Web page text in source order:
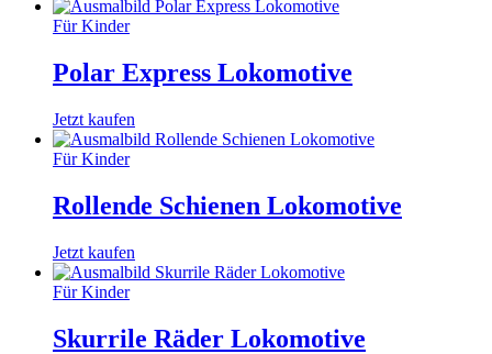
Für Kinder
Polar Express Lokomotive
Jetzt kaufen
Für Kinder
Rollende Schienen Lokomotive
Jetzt kaufen
Für Kinder
Skurrile Räder Lokomotive